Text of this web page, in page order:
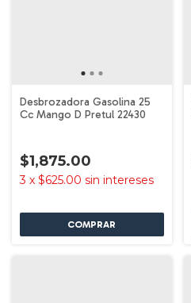
Desbrozadora Gasolina 25
Cc Mango D Pretul 22430
$1,875.00
3 x $625.00 sin intereses